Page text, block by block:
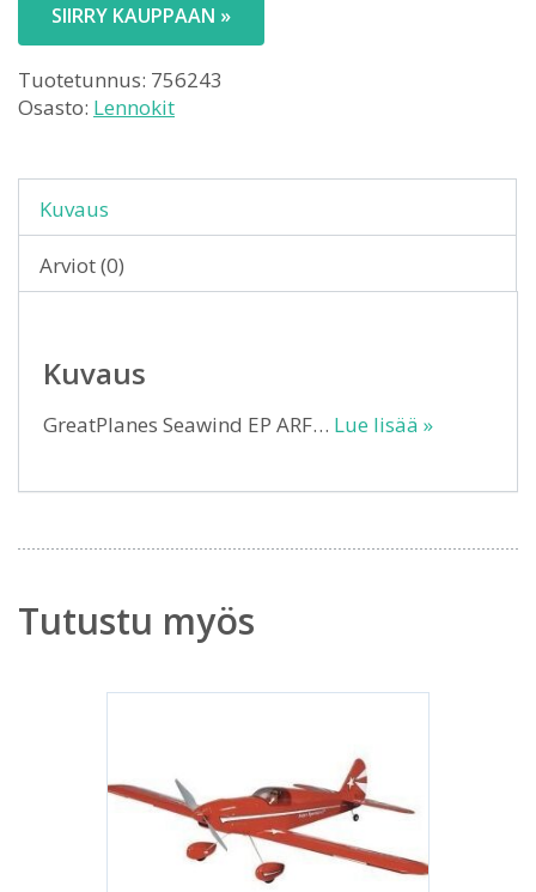
SIIRRY KAUPPAAN »
Tuotetunnus: 756243
Osasto: Lennokit
Kuvaus
Arviot (0)
Kuvaus
GreatPlanes Seawind EP ARF… Lue lisää »
Tutustu myös